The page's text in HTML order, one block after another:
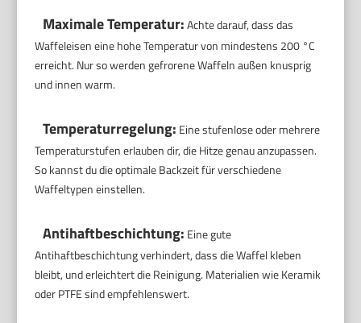
Maximale Temperatur:Achte darauf, dass das
Waffeleisen eine hohe Temperatur von mindestens 200 °C
erreicht. Nur so werden gefrorene Waffeln außen knusprig
und innen warm.
Temperaturregelung: Eine stufenlose oder mehrere
Temperaturstufen erlauben dir, die Hitze genau anzupassen.
So kannst du die optimale Backzeit für verschiedene
Waffeltypen einstellen.
Antihaftbeschichtung: Eine gute
Antihaftbeschichtung verhindert, dass die Waffel kleben
bleibt, und erleichtert die Reinigung. Materialien wie Keramik
oder PTFE sind empfehlenswert.